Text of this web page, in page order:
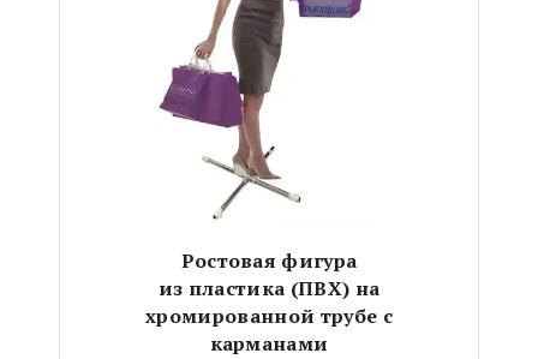
Ростовая фигура
из пластика (ПВХ) на
хромированной трубе с
карманами